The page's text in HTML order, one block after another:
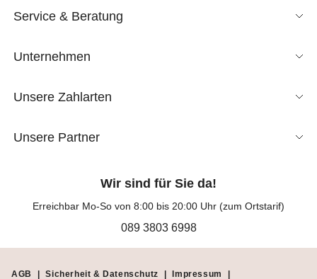
Service & Beratung
Unternehmen
Unsere Zahlarten
Unsere Partner
Wir sind für Sie da!
Erreichbar Mo-So von 8:00 bis 20:00 Uhr (zum Ortstarif)
089 3803 6998
AGB | Sicherheit & Datenschutz | Impressum |